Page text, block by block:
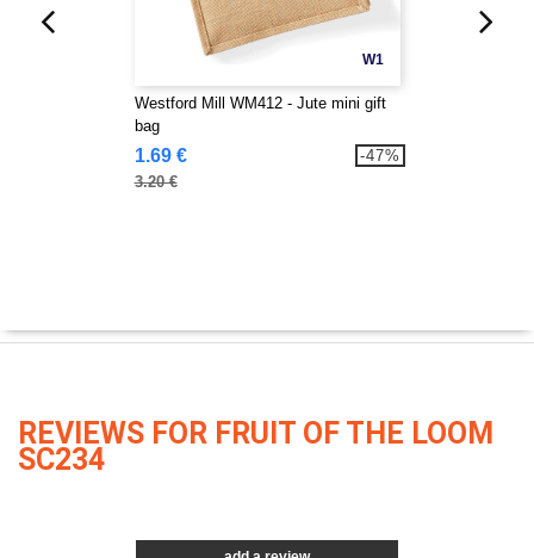
W1
Westford Mill WM412 - Jute mini gift
bag
1.69 €
3.20 €
-47%
REVIEWS FOR FRUIT OF THE LOOM
SC234